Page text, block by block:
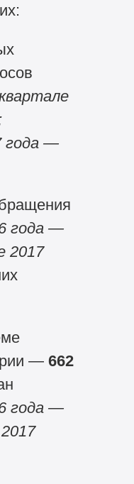
года —
года —
2017
— 662
года —